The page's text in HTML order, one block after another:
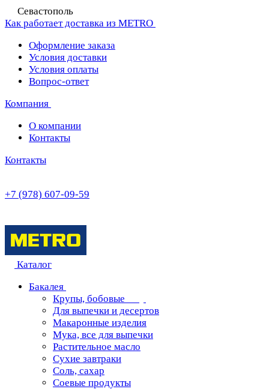
Севастополь
Как работает доставка из METRO
Оформление заказа
Условия доставки
Условия оплаты
Вопрос-ответ
Компания
О компании
Контакты
Контакты
+7 (978) 607-09-59
Каталог
Бакалея
Крупы, бобовые
Для выпечки и десертов
Макаронные изделия
Мука, все для выпечки
Растительное масло
Сухие завтраки
Соль, сахар
Соевые продукты